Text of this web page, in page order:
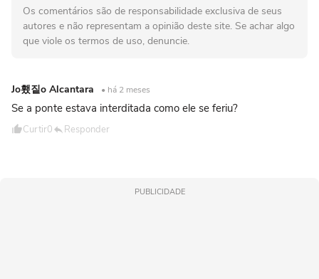
Os comentários são de responsabilidade exclusiva de seus
autores e não representam a opinião deste site. Se achar algo
que viole os termos de uso, denuncie.
Jo횄짙o Alcantara • há 2 meses
Se a ponte estava interditada como ele se feriu?
Curtir0 Responder
PUBLICIDADE